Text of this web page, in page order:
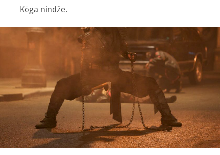
Kōga nindže.